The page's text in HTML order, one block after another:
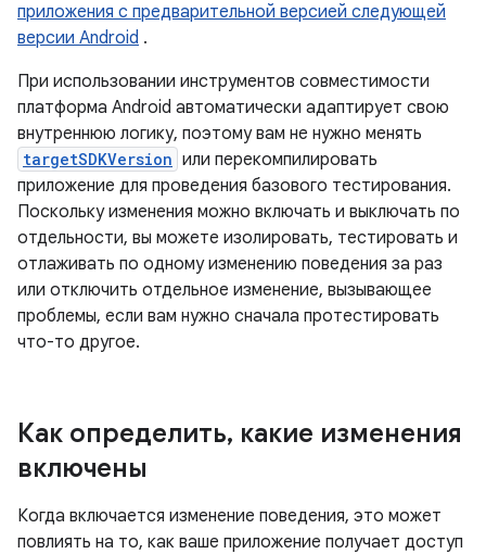
приложения с предварительной версией следующей
версии Android .
При использовании инструментов совместимости
платформа Android автоматически адаптирует свою
внутреннюю логику, поэтому вам не нужно менять
targetSDKVersion или перекомпилировать
приложение для проведения базового тестирования.
Поскольку изменения можно включать и выключать по
отдельности, вы можете изолировать, тестировать и
отлаживать по одному изменению поведения за раз
или отключить отдельное изменение, вызывающее
проблемы, если вам нужно сначала протестировать
что-то другое.
Как определить, какие изменения
включены
Когда включается изменение поведения, это может
повлиять на то, как ваше приложение получает доступ